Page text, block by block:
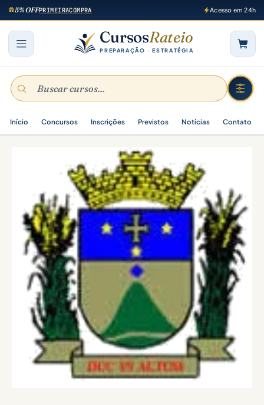
5% OFFPRIMEIRACOMPRA Acesso em 24h
CursosRateio
PREPARAÇÃO · ESTRATÉGIA
Início Concursos Inscrições Previstos Notícias Contato